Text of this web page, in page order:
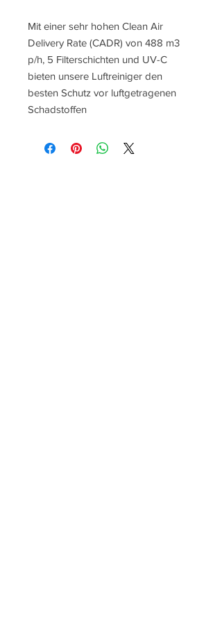
Mit einer sehr hohen Clean Air
Delivery Rate (CADR) von 488 m3
p/h, 5 Filterschichten und UV-C
bieten unsere Luftreiniger den
besten Schutz vor luftgetragenen
Schadstoffen